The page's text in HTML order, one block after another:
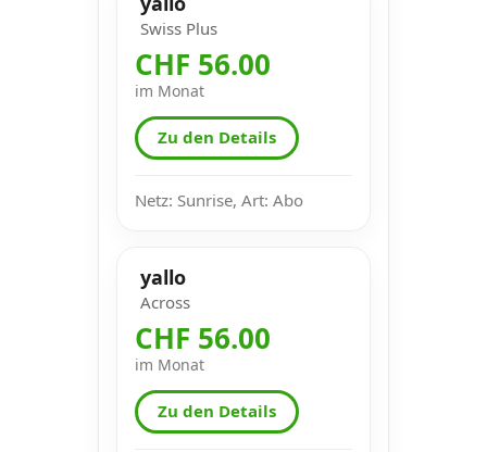
Swiss Plus
CHF 56.00
im Monat
Zu den Details
Netz: Sunrise, Art: Abo
yallo
Across
CHF 56.00
im Monat
Zu den Details